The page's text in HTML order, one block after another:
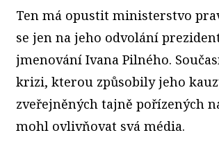
Ten má opustit ministerstvo
se jen na jeho odvolání
jmenování Ivana Pilného.
krizi, kterou způsobily jeho
zveřejněných tajně pořízených
mohl ovlivňovat svá média.